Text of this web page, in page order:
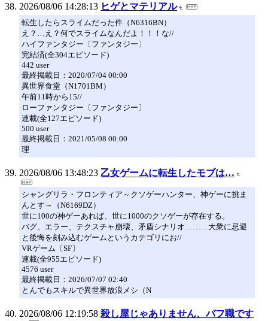
2026/08/06 14:28:13 ヒゲとマテリアル
転生したらスライムだった件（N6316BN）
え？…え？何でスライムなんだよ！！！な//
ハイファンタジー〔ファンタジー〕
完結済(全304エピソード)
442 user
最終掲載日：2020/07/04 00:00
異世界食堂（N1701BM）
午前11時から15//
ローファンタジー〔ファンタジー〕
連載(全127エピソード)
500 user
最終掲載日：2021/05/08 00:00
理
2026/08/06 13:48:23 乙女ゲームに転生したモブは…
シャングリラ・フロンティア～クソゲーハンター、神ゲーに挑ま
んとす～（N6169DZ）
世に100の神ゲーあれば、世に1000のクソゲーが存在する。
バグ、エラー、テクスチャ崩壊、矛盾シナリオ………大衆に忌避
と後悔を刻み込むゲームというカテゴリにお//
VRゲーム〔SF〕
連載(全955エピソード)
4576 user
最終掲載日：2026/07/07 02:40
とんでもスキルで異世界放浪メシ（N
2026/08/06 12:19:58 殺し屋じゃありません、バフ職です